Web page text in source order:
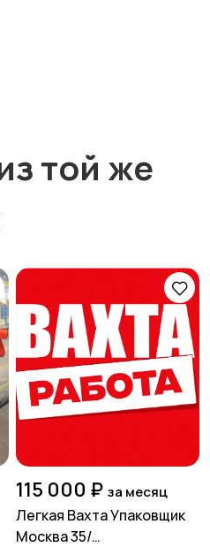
той же
115 000 ₽ за месяц
Легкая Вахта Упаковщик
Москва 35/